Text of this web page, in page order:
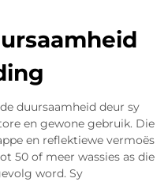
duursaamheid deur sy
en gewone gebruik. Die
en reflektiewe vermoës
50 of meer wassies as die
word. Sy